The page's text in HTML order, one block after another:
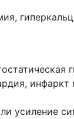
инфаркт
усиление